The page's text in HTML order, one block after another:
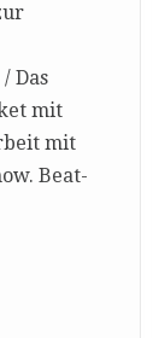
Das
mit
mit
Beat-